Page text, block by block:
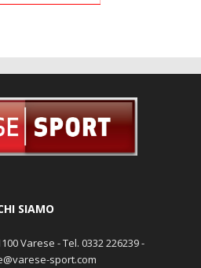
SIAMO
Varese - Tel. 0332 226239 -
sport.com